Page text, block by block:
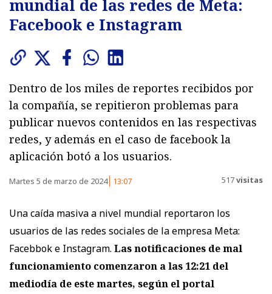
mundial de las redes de Meta:
Facebook e Instagram
Dentro de los miles de reportes recibidos por
la compañía, se repitieron problemas para
publicar nuevos contenidos en las respectivas
redes, y además en el caso de facebook la
aplicación botó a los usuarios.
Martes 5 de marzo de 2024 13:07 517visitas
Una caída masiva a nivel mundial reportaron los
usuarios de las redes sociales de la empresa Meta:
Facebbok e Instagram. Las notificaciones de mal
funcionamiento comenzaron a las 12:21 del
mediodía de este martes, según el portal